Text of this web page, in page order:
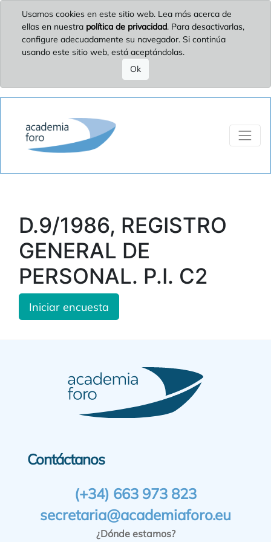
Usamos cookies en este sitio web. Lea más acerca de
ellas en nuestra política de privacidad. Para desactivarlas,
configure adecuadamente su navegador. Si continúa
usando este sitio web, está aceptándolas.
Ok
D.9/1986, REGISTRO
GENERAL DE
PERSONAL. P.I. C2
Iniciar encuesta
Contáctanos
(+34) 663 973 823
secretaria@academiaforo.eu
¿Dónde estamos?